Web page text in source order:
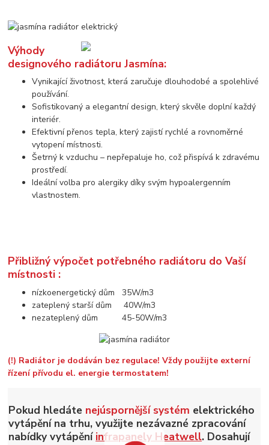
Výhody
designového radiátoru Jasmína:
Vynikající životnost, která zaručuje dlouhodobé a spolehlivé
používání.
Sofistikovaný a elegantní design, který skvěle doplní každý
interiér.
Efektivní přenos tepla, který zajistí rychlé a rovnoměrné
vytopení místnosti.
Šetrný k vzduchu – nepřepaluje ho, což přispívá k zdravému
prostředí.
Ideální volba pro alergiky díky svým hypoalergenním
vlastnostem.
Přibližný výpočet potřebného radiátoru do Vaší
místnosti :
nízkoenergetický dům 35W/m3
zateplený starší dům 40W/m3
nezateplený dům 45-50W/m3
(!) Radiátor je dodáván bez regulace! Vždy použijte externí
řízení přívodu el. energie termostatem!
Pokud hledáte nejúspornější systém elektrického
vytápění na trhu, využijte nezávazné zpracování
nabídky vytápění infrapanely Heatwell. Dosahují